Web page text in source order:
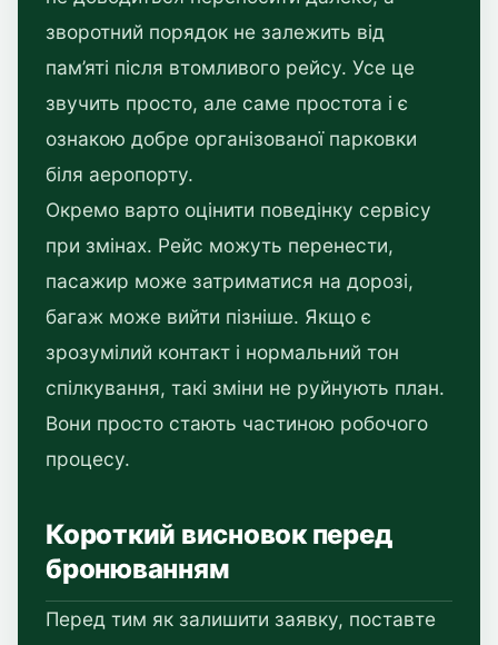
зворотний порядок не залежить від
пам’яті після втомливого рейсу. Усе це
звучить просто, але саме простота і є
ознакою добре організованої парковки
біля аеропорту.
Окремо варто оцінити поведінку сервісу
при змінах. Рейс можуть перенести,
пасажир може затриматися на дорозі,
багаж може вийти пізніше. Якщо є
зрозумілий контакт і нормальний тон
спілкування, такі зміни не руйнують план.
Вони просто стають частиною робочого
процесу.
Короткий висновок перед
бронюванням
Перед тим як залишити заявку, поставте